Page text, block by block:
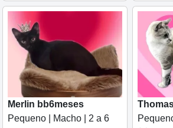
Merlin bb6meses
Pequeno | Macho | 2 a 6